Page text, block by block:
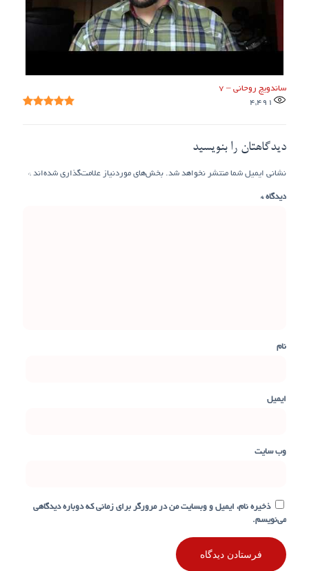
ساندویچ روحانی – ۷
4,491
دیدگاهتان را بنویسید
نشانی ایمیل شما منتشر نخواهد شد. بخش‌های موردنیاز علامت‌گذاری شده‌اند *
دیدگاه*
نام
ایمیل
وب‌ سایت
ذخیره نام، ایمیل و وبسایت من در مرورگر برای زمانی که دوباره دیدگاهی
می‌نویسم.